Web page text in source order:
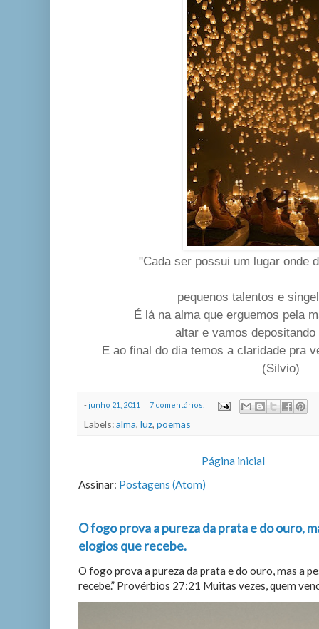
"Cada ser possui um lugar onde
pequenos talentos e
É lá na alma que erguemos pela
altar e vamos
E ao final do dia temos a claridade pra
(Silvio)
-junho 21, 2011 7 comentários:
Labels:alma, luz, poemas
Página inicial
Assinar: Postagens (Atom)
O fogo prova a pureza da prata e do ouro,
elogios que recebe.
O fogo prova a pureza da prata e do ouro, mas a
recebe.” Provérbios 27:21 Muitas vezes, quem